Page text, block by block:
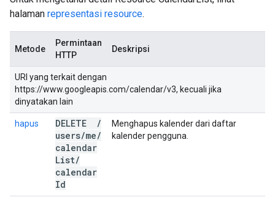
halaman representasi resource.
Metode
Permintaan
HTTP
Deskripsi
URI yang terkait dengan
https://www.googleapis.com/calendar/v3, kecuali jika
dinyatakan lain
hapus DELETE
/
users/me/
calendar
List/
calendar
Id
Menghapus kalender dari daftar
kalender pengguna.